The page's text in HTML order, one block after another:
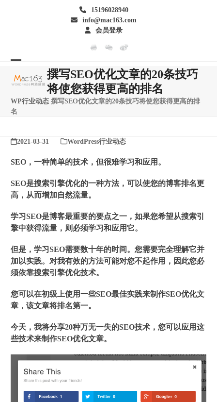
15196028940
info@mac163.com
会员登录
mobile
menu
mobile
menu
撰写SEO优化文章的20条技巧
将使您获得更高的排名
WP行业动态 撰写SEO优化文章的20条技巧将使您获得更高的排
名
2021-03-31 WordPress行业动态
SEO，一种简单的技术，但很难学习和应用。
SEO是搜索引擎优化的一种方法，可以使您的博客排名更
高，从而增加自然流量。
学习SEO是博客最重要的要点之一，如果您希望从搜索引
擎中获得流量，则必须学习和应用它。
但是，学习SEO需要数十年的时间。您需要完全理解它并
加以实践。对我有效的方法可能对您不起作用，因此您必
须依靠搜索引擎优化技术。
您可以在初级上使用一些SEO最佳实践来制作SEO优化文
章，该文章将排名第一。
今天，我将分享20种万无一失的SEO技术，您可以应用这
些技术来制作SEO优化文章。